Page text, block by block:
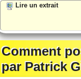
Lire un extrait
Comment
par Patrick